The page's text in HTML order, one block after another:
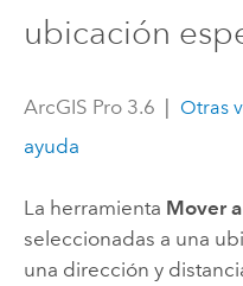
ubicación
ArcGIS Pro 3.6 Otras
ayuda
La herramienta Mover a
seleccionadas a una
una dirección y